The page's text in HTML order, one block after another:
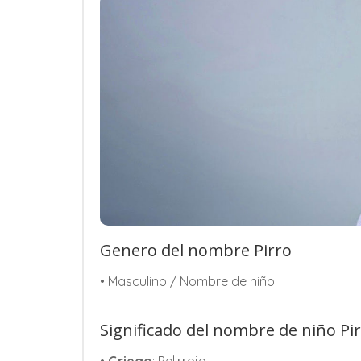
Genero del nombre Pirro
• Masculino / Nombre de niño
Significado del nombre de niño